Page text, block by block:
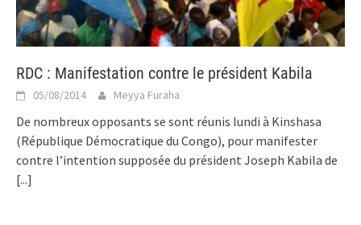
RDC : Manifestation contre le président Kabila
05/08/2014 Meyya Furaha
De nombreux opposants se sont réunis lundi à Kinshasa
(République Démocratique du Congo), pour manifester
contre l’intention supposée du président Joseph Kabila de
[...]